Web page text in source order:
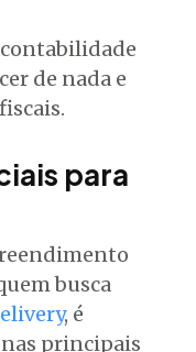
de nada e
para
busca
, é
principais